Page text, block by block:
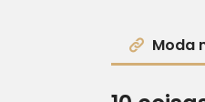
Moda